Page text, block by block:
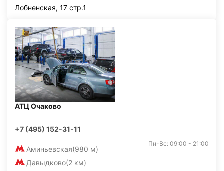
Лобненская, 17 стр.1
АТЦ Очаково
+7 (495) 152-31-11
Аминьевская(980 м)
Давыдково(2 км)
Пн-Вс: 09:00 - 21:00